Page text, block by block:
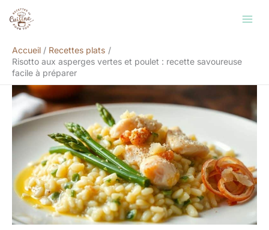
Accueil
Recettes plats
Risotto aux asperges vertes et poulet : recette savoureuse
facile à préparer
Rechercher